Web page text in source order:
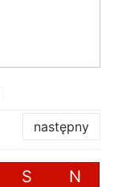
następny
S N